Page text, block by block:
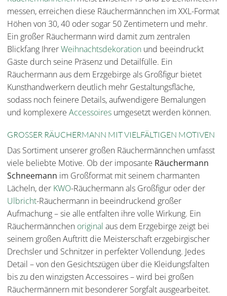
messen, erreichen diese Räuchermännchen im XXL-Format
Höhen von 30, 40 oder sogar 50 Zentimetern und mehr.
Ein großer Räuchermann wird damit zum zentralen
Blickfang IhrerWeihnachtsdekoration und beeindruckt
Gäste durch seine Präsenz und Detailfülle. Ein
Räuchermann aus dem Erzgebirge als Großfigur bietet
Kunsthandwerkern deutlich mehr Gestaltungsfläche,
sodass noch feinere Details, aufwendigere Bemalungen
und komplexere Accessoires umgesetzt werden können.
GROSSER RÄUCHERMANN MIT VIELFÄLTIGEN MOTIVEN
Das Sortiment unserer großen Räuchermännchen umfasst
viele beliebte Motive. Ob der imposante Räuchermann
Schneemann im Großformat mit seinem charmanten
Lächeln, der KWO-Räuchermann als Großfigur oder der
Ulbricht-Räuchermann in beeindruckend großer
Aufmachung – sie alle entfalten ihre volle Wirkung. Ein
Räuchermännchen original aus dem Erzgebirge zeigt bei
seinem großen Auftritt die Meisterschaft erzgebirgischer
Drechsler und Schnitzer in perfekter Vollendung. Jedes
Detail – von den Gesichtszügen über die Kleidungsfalten
bis zu den winzigsten Accessoires – wird bei großen
Räuchermännern mit besonderer Sorgfalt ausgearbeitet.